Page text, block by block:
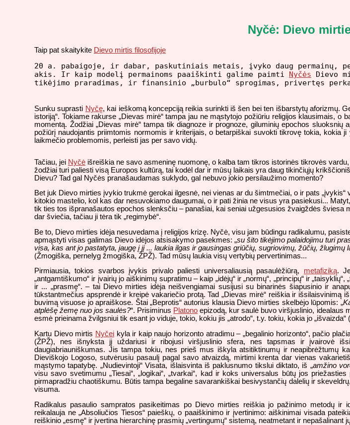
Nyčė: Dievo
Taip pat skaitykite Dievo mirtis filosofijoje
20 a. pabaigoje, ir dabar, paskutiniais metais, įvyko daug permainų,
akis. Ir kaip modelį permainoms paaiškinti galime paimti Nyčės Dievo
tikėjimo praradimas, ir finansinio „burbulo“ sprogimas, privertęs
Sunku suprasti Nyčę, kai ieškomą koncepciją reikia surinkti iš šen bei ten išbarstytų aforizmų.
istoriją“. Tokiame rakurse „Dievas mirė“ tampa jau ne mąstytojo požiūriu religijos klausimais,
momentą. Žodžiai „Dievas mirė“ tampa tik diagnoze ir prognoze, giluminių epochos sluoksnių
požiūrį naudojantis priimtomis normomis ir kriterijais, o betarpiškai suvokti tikrovę tokia,
laikmečio problemomis, perleisti jas per savo vidų.
Tačiau, jei Nyčė išreiškia ne savo asmeninę nuomonę, o kalba tam tikros istorinės tikrovės
žodžiai turi paliesti visą Europos kultūrą, tai kodėl dar ir mūsų laikais yra daug tikinčiųjų
Dievu? Tad gal Nyčės pranašaudamas suklydo, gal nebuvo jokio persilaužimo momento?
Bet juk Dievo mirties įvykio trukmė gerokai ilgesnė, nei vienas ar du šimtmečiai, o ir pats „įvykis“
kitokio mastelio, kol kas dar nesuvokiamo daugumai, o ir pati žinia ne visus yra pasiekusi...
tik ties tos išpranašautos epochos slenksčiu – panašiai, kai seniai užgesusios žvaigždės šviesa
dar šviečia, tačiau ji tėra tik „regimybė“.
Be to, Dievo mirties idėja nesuvedama į religijos krizę. Nyčė, visu jam būdingu radikalumu,
apmąstyti visas galimas Dievo idėjos atsisakymo pasekmes: „su šito tikėjimo palaidojimu turi
visa, kas ant jo pastatyta, įaugę į jį ... laukia ilgas ir gausingas griūčių, sugriovimų, žūčių, žlugimų
(Žmogiška, pernelyg žmogiška, ŽPŽ). Tad mūsų laukia visų vertybių pervertinimas...
Pirmiausia, tokios svarbos įvykis privalo paliesti universaliausią pasaulėžiūrą, metafiziką.
„antgamtiškumo“ ir įvairių jo aiškinimų supratimu – kaip „idėjų“ ir „normų“, „principų“ ir
ir ... „prasmę“. – tai Dievo mirties idėja neišvengiamai susijusi su binarinės šiapusinio ir
tūkstantmečius apsprendė ir kreipė vakariečio protą. Tad „Dievas mirė“ reiškia ir išsilaisvinimą
buvimą visuose jo apraiškose. Štai „Beprotis“ autorius klausia Dievo mirties skelbėjo lūpomis: „
atplėšę žemę nuo jos saulės?“. Prisiminus Platono epizodą, kur saulė buvo viršjuslinio, idealaus
esmė prieinama žvilgsniui tik esant jo viduje, tokio, kokiu jis „atrodo“, t.y. tokiu, kokia jo
Kartu Dievo mirtis Nyčeikyla ir kaip naujo horizonto atradimu – „begalinio horizonto“, pačio
(ŽPŽ), nes išnyksta jį uždariusi ir ribojusi viršjuslinio sfera, nes tapsmas ir įvairovė
daugiabriauniškumas. Jis tampa tokiu, nes prieš mus iškyla atsitiktinumų ir neapibrėžtumų
Dieviškojo Logoso, sutvėrusiu pasaulį pagal savo atvaizdą, mirtimi krenta dar vienas
mąstymo tapatybę. „Nudievintoji“ Visata, išlaisvinta iš paklusnumo tikslui diktato, iš „amžino
visu savo svetimumu „Tiesai“, „logikai“, „tvarkai“, kad ir koks universalus būtų jos
pirmapradžiu chaotiškumu. Būtis tampa begaline savarankiškai besivystančių dalelių ir
visuma.
Radikalus pasaulio sampratos pasikeitimas po Dievo mirties reiškia jo pažinimo metodų ir
reikalauja ne „Absoliučios Tiesos“ paieškų, o paaiškinimo ir įvertinimo: aiškinimai visada
reiškinio „esmę“ ir įvertina hierarchinę prasmių „vertingumų“ sistemą, neatmetant ir nepašalinant